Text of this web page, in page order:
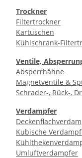
Trockner
Filtertrockner
Kartuschen
Kühlschrank-
Ventile,
Absperrhähne
Magnetventile &
Schrader-, Rück-,
Verdampfer
Kubische
Umluftverdampfer